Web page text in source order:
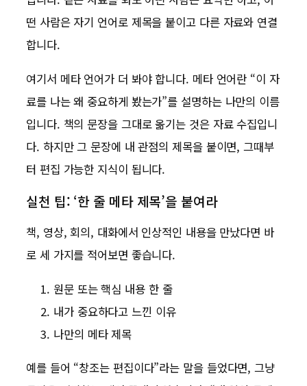
떤 사람은 자기 언어로 제목을 붙이고 다른 자료와 연결
합니다.
여기서 메타 언어가 더 봐야 합니다. 메타 언어란 “이 자
료를 나는 왜 중요하게 봤는가”를 설명하는 나만의 이름
입니다. 책의 문장을 그대로 옮기는 것은 자료 수집입니
다. 하지만 그 문장에 내 관점의 제목을 붙이면, 그때부
터 편집 가능한 지식이 됩니다.
실천 팁: ‘한 줄 메타 제목’을 붙여라
책, 영상, 회의, 대화에서 인상적인 내용을 만났다면 바
로 세 가지를 적어보면 좋습니다.
원문 또는 핵심 내용 한 줄
내가 중요하다고 느낀 이유
나만의 메타 제목
예를 들어 “창조는 편집이다”라는 말을 들었다면, 그냥